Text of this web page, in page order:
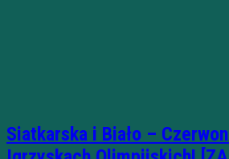
Siatkarska i Biało –